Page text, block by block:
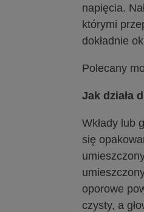
napięcia.
którymi
dokładnie
Polecany
Jak działa
Wkłady lub
się
oporowe
czysty, a